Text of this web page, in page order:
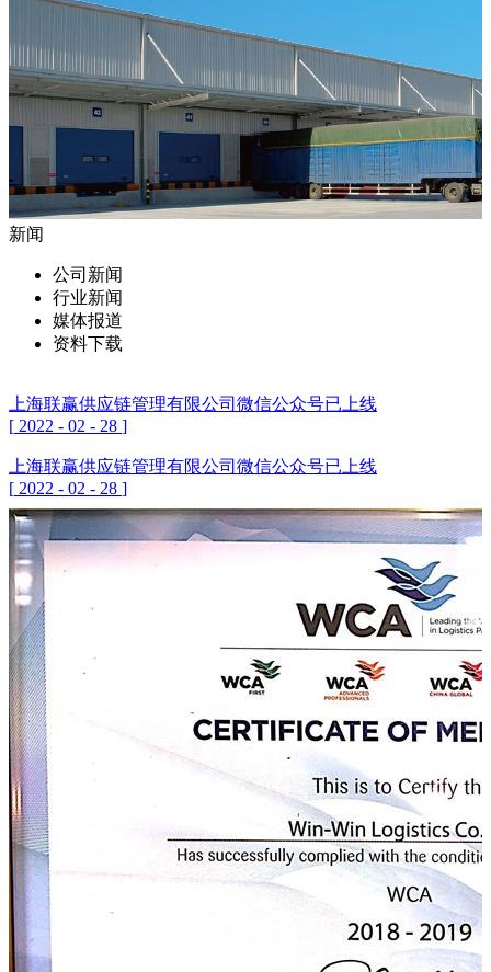
新闻
公司新闻
行业新闻
媒体报道
资料下载
上海联赢供应链管理有限公司微信公众号已上线
[ 2022 - 02 - 28 ]
上海联赢供应链管理有限公司微信公众号已上线
[ 2022 - 02 - 28 ]